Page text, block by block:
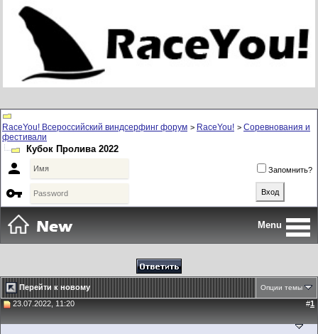
RaceYou! Всероссийский виндсерфинг форум > RaceYou! > Соревнования и
фестивали
Кубок Пролива 2022
 Запомнить?

Menu
Перейти к новому Опции темы
23.07.2022, 11:20 #1